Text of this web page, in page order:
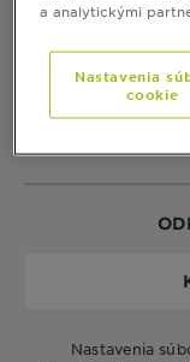
nastavenia
a analytickými
Nastavenia
cookie